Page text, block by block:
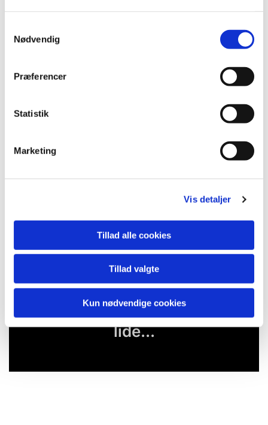
Nødvendig
Præferencer
Statistik
Marketing
Vis detaljer
Tillad alle cookies
Tillad valgte
Kun nødvendige cookies
Du vil måske også kunne
lide...